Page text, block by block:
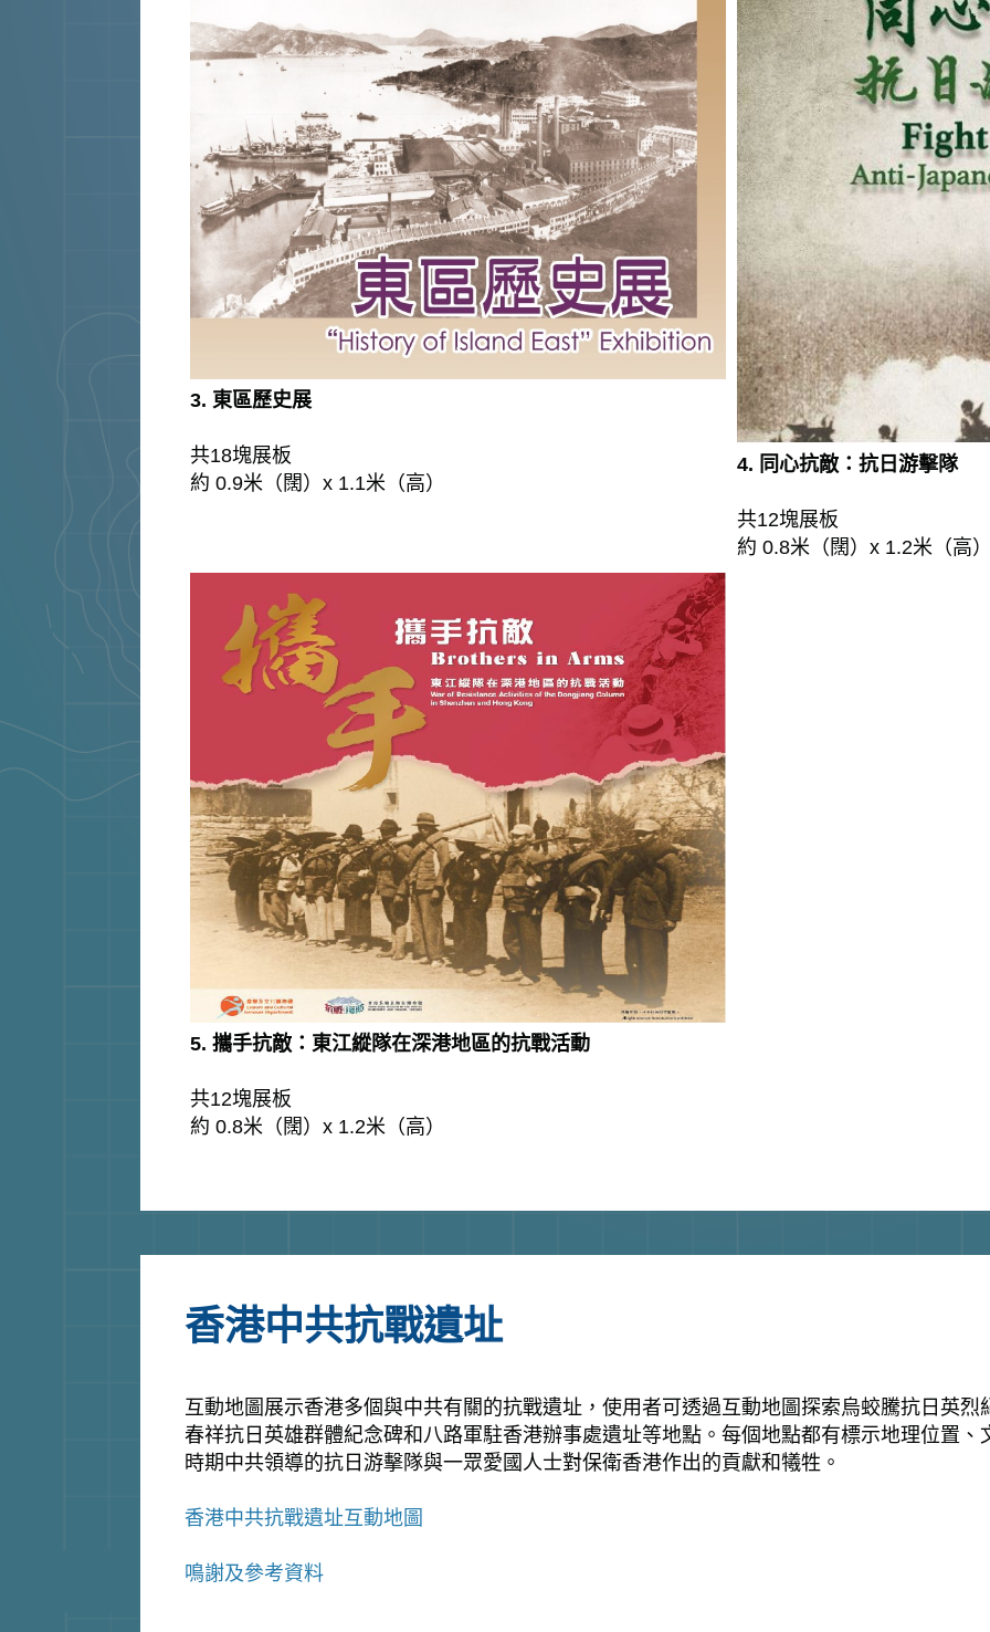
3. 東區歷史展
共18塊展板
約 0.9米（闊）x 1.1米（高）
4. 同心抗敵：抗日游擊隊
共12塊展板
約 0.8米（闊）x 1.2米（高
5. 攜手抗敵：東江縱隊在深港地區的抗戰活動
共12塊展板
約 0.8米（闊）x 1.2米（高）
香港中共抗戰遺址
互動地圖展示香港多個與中共有關的抗戰遺址，使用者可透過互動地圖探索烏蛟騰抗日英
春祥抗日英雄群體紀念碑和八路軍駐香港辦事處遺址等地點。每個地點都有標示地理位置
時期中共領導的抗日游擊隊與一眾愛國人士對保衛香港作出的貢獻和犧牲。
香港中共抗戰遺址互動地圖
鳴謝及參考資料